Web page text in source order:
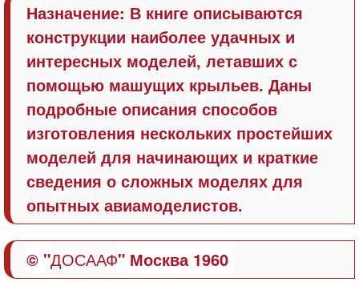
Назначение: В книге описываются
конструкции наиболее удачных и
интересных моделей, летавших с
помощью машущих крыльев. Даны
подробные описания способов
изготовления нескольких простейших
моделей для начинающих и краткие
сведения о сложных моделях для
опытных авиамоделистов.
© "ДОСААФ" Москва 1960